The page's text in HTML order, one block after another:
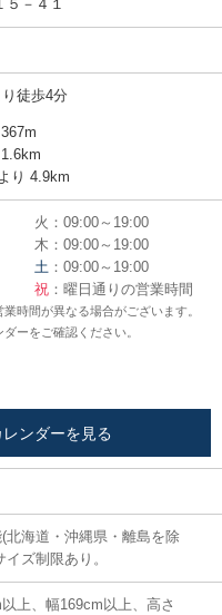
－４１
徒歩4分
り 4.9km
火：09:00～19:00
木：09:00～19:00
土 ：09:00～19:00
祝 ：曜日通りの営業時間
時間が異なる場合がございます。
ーをご確認ください。
ンダーを見る
北海道・沖縄県・離島を除
ズ制限あり。
上、幅169cm以上、高さ